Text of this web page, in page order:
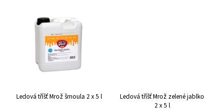
Ledová tříšť Mrož šmoula 2 x 5 l
Ledová tříšť Mrož zelené jablko
2 x 5 l